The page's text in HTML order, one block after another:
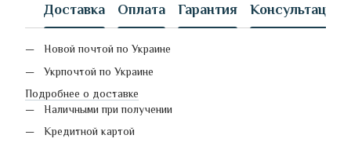
Доставка Оплата Гарантия Консультация
Новой почтой по Украине
Укрпочтой по Украине
Подробнее о доставке
Наличными при получении
Кредитной картой